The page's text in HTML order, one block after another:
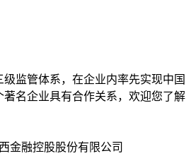
级监管体系，在企业内率先实现中国
名企业具有合作关系，欢迎您了解
金融控股股份有限公司